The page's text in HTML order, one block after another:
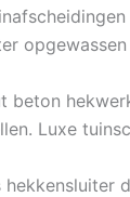
beton
Luxe